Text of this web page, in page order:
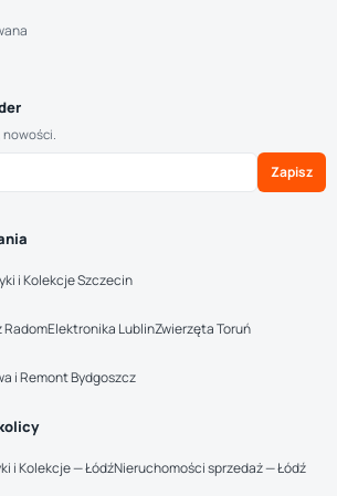
nowości.
Zapisz
i Kolekcje Szczecin
RadomElektronika LublinZwierzęta Toruń
i Remont Bydgoszcz
i Kolekcje — ŁódźNieruchomości sprzedaż — Łódź